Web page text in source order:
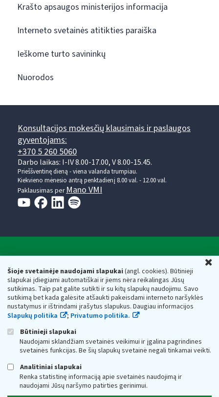
Šioje svetainėje naudojami slapukai(angl. cookies). Būtinieji
slapukai įdiegiami automatiškai ir jiems nėra reikalingas Jūsų
sutikimas. Taip pat galite sutikti ir su kitų slapukų naudojimu. Savo
sutikimą bet kada galėsite atšaukti pakeisdami interneto naršyklės
nustatymus ir ištrindami įrašytus slapukus. Daugiau informacijos
Slapukų politika
; Privatumo politika.
Būtinieji slapukai
Naudojami sklandžiam svetainės veikimui ir įgalina pagrindines
svetainės funkcijas. Be šių slapukų svetainė negali tinkamai veikti.
Analitiniai slapukai
Renka statistinę informaciją apie svetainės naudojimą ir
naudojami Jūsų naršymo patirties gerinimui.
Krašto apsaugos ministerijos informacija
Interneto svetainės atitikties paraiška
Ieškome turto savininkų
Nuorodos
Konsultacijos mokesčių klausimais ir paslaugos
gyventojams:
+370 5 260 5060
Darbo laikas: I-IV 8.00-17.00, V 8.00-15.45.
Prieššventinę dieną - viena valanda trumpiau.
Kiekvieno mėnesio antrą penktadienį 8.00 val. - 12.00 val.
Paklausimas per Mano VMI
Respublikos finansų ministerijos
Biudžetinė įstaiga. Juridinio asmens kodas — 188659752,
adresas: Vasario 16-osios g. 14, 01107 Vilnius, Lietuva, el.paštas:
vmi@vmi.lt, E. pristatymo dėžutės adresas 188659752
Duomenys apie Valstybinę mokesčių inspekciją prie Lietuvos
Respublikos finansų ministerijos kaupiami ir saugomi Juridinių